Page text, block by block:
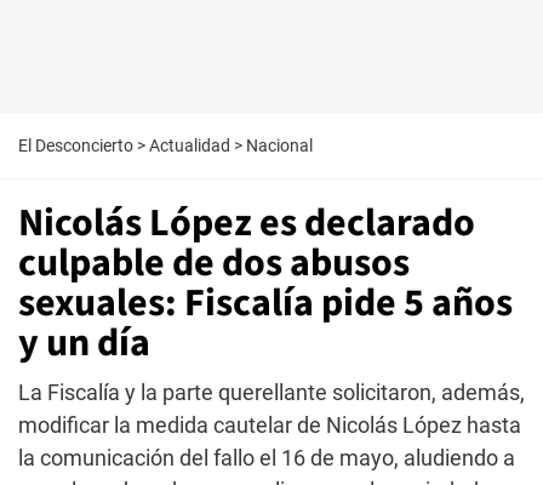
El Desconcierto >Actualidad > Nacional
Nicolás López es declarado
culpable de dos abusos
sexuales: Fiscalía pide 5 años
y un día
La Fiscalía y la parte querellante solicitaron, además,
modificar la medida cautelar de Nicolás López hasta
la comunicación del fallo el 16 de mayo, aludiendo a